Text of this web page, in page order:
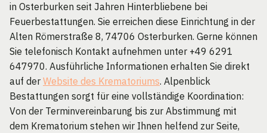
in Osterburken seit Jahren Hinterbliebene bei
Feuerbestattungen. Sie erreichen diese Einrichtung in der
Alten Römerstraße 8, 74706 Osterburken. Gerne können
Sie telefonisch Kontakt aufnehmen unter +49 6291
647970. Ausführliche Informationen erhalten Sie direkt
auf der Website des Krematoriums. Alpenblick
Bestattungen sorgt für eine vollständige Koordination:
Von der Terminvereinbarung bis zur Abstimmung mit
dem Krematorium stehen wir Ihnen helfend zur Seite,